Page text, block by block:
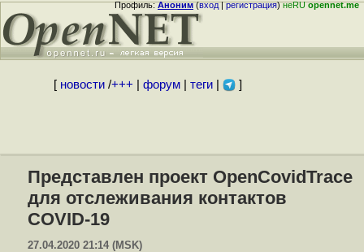
Профиль:Аноним(вход|регистрация)неRUopennet.me
[ новости/+++ форум| теги| ]
Представлен проект OpenCovidTrace
для отслеживания контактов
COVID-19
27.04.2020 21:14 (MSK)